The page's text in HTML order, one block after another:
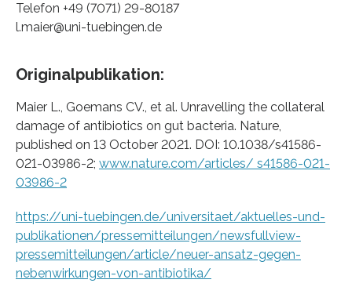
Telefon +49 (7071) 29-80187
l.maier@uni-tuebingen.de
Originalpublikation:
Maier L., Goemans CV., et al. Unravelling the collateral
damage of antibiotics on gut bacteria. Nature,
published on 13 October 2021. DOI: 10.1038/s41586-
021-03986-2; www.nature.com/articles/ s41586-021-
03986-2
https://uni-tuebingen.de/universitaet/aktuelles-und-
publikationen/pressemitteilungen/newsfullview-
pressemitteilungen/article/neuer-ansatz-gegen-
nebenwirkungen-von-antibiotika/